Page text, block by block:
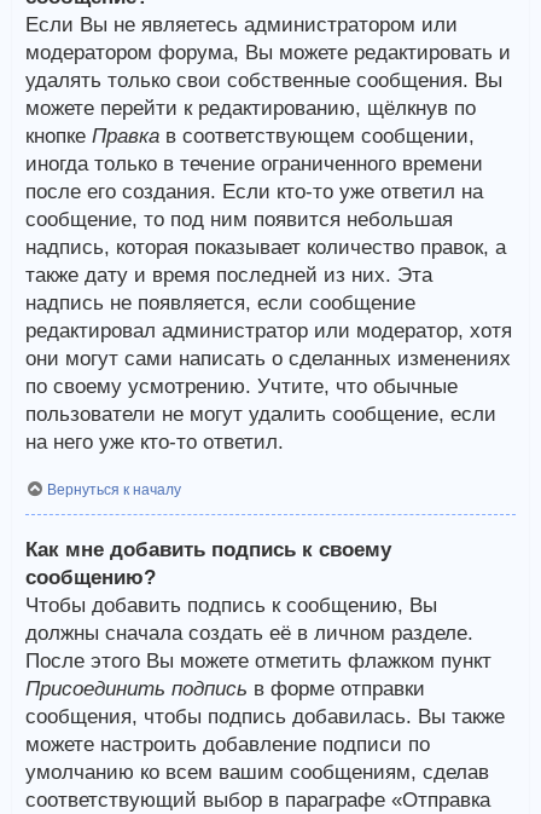
Если Вы не являетесь администратором или
модератором форума, Вы можете редактировать и
удалять только свои собственные сообщения. Вы
можете перейти к редактированию, щёлкнув по
кнопке Правка в соответствующем сообщении,
иногда только в течение ограниченного времени
после его создания. Если кто-то уже ответил на
сообщение, то под ним появится небольшая
надпись, которая показывает количество правок, а
также дату и время последней из них. Эта
надпись не появляется, если сообщение
редактировал администратор или модератор, хотя
они могут сами написать о сделанных изменениях
по своему усмотрению. Учтите, что обычные
пользователи не могут удалить сообщение, если
на него уже кто-то ответил.
Вернуться к началу
Как мне добавить подпись к своему
сообщению?
Чтобы добавить подпись к сообщению, Вы
должны сначала создать её в личном разделе.
После этого Вы можете отметить флажком пункт
Присоединить подпись в форме отправки
сообщения, чтобы подпись добавилась. Вы также
можете настроить добавление подписи по
умолчанию ко всем вашим сообщениям, сделав
соответствующий выбор в параграфе «Отправка